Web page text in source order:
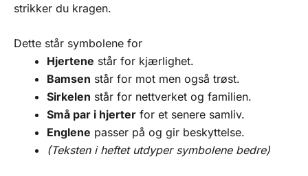
strikker du kragen.
Dette står symbolene for
Hjertene står for kjærlighet.
Bamsen står for mot men også trøst.
Sirkelen står for nettverket og familien.
Små par i hjerter for et senere samliv.
Englene passer på og gir beskyttelse.
(Teksten i heftet utdyper symbolene bedre)